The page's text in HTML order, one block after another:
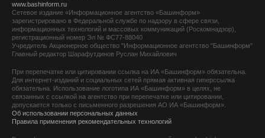
www.bashinform.ru
Сетевое издание «Информационное агентство «Башинформ»
зарегистрировано в Федеральной службе по надзору в сфере связи,
информационных технологий и массовых коммуникаций (Роскомнадзор),
регистрационный номер Эл № ФС77-88040
Учредитель Акционерное общество "Информационное агентство "Башинформ"
Главный редактор Шарафутдинов Руслан Михайлович
При перепечатке или цитировании ссылка на ИА «Башинформ» обязательна.
Для интернет-изданий и социальных сетей прямая активная гиперссылка
обязательна. Использование логотипа ИА «Башинформ» в целях, не
связанных с ссылкой на агентство при перепечатке или цитировании,
допускается только с письменного разрешения АО ИА «Башинформ».
Об использовании персональных данных
Правила применения рекомендательных технологий